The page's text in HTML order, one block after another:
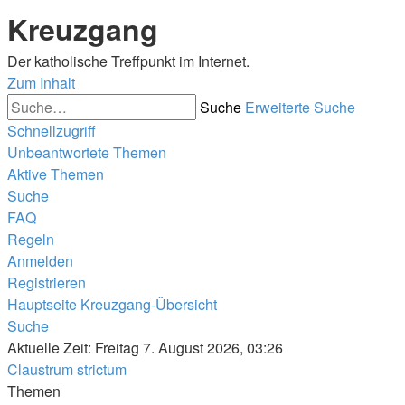
Kreuzgang
Der katholische Treffpunkt im Internet.
Zum Inhalt
Suche Erweiterte Suche
Schnellzugriff
Unbeantwortete Themen
Aktive Themen
Suche
FAQ
Regeln
Anmelden
Registrieren
Hauptseite Kreuzgang-Übersicht
Suche
Aktuelle Zeit: Freitag 7. August 2026, 03:26
Claustrum strictum
Themen